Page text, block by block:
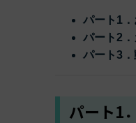
オールインワンAI生成プラ
パート1
パート2
パート3
パート1